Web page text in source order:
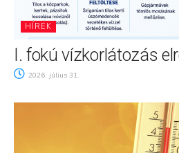
HÍREK
I. fokú vízkorlátozás
2026. július 31.